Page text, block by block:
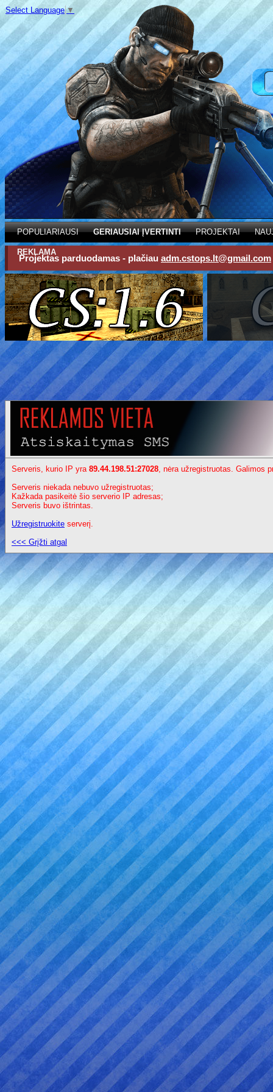
Select Language ▼
POPULIARIAUSI GERIAUSIAI ĮVERTINTI PROJEKTAI
REKLAMA
Projektas parduodamas - plačiau adm.cstops.lt@gmail.com
Serveris, kurio IP yra 89.44.198.51:27028, nėra užregistruotas. Galimos
Serveris niekada nebuvo užregistruotas;
Kažkada pasikeitė šio serverio IP adresas;
Serveris buvo ištrintas.
Užregistruokite serverį.
<<< Grįžti atgal